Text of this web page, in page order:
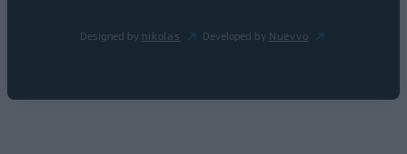
Designed by nikolas Developed by Nuevvo